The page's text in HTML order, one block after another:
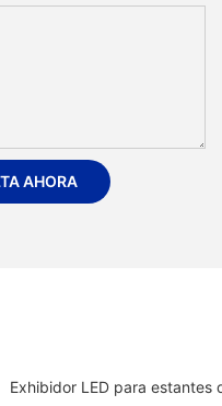
AHORA
Exhibidor LED para estantes